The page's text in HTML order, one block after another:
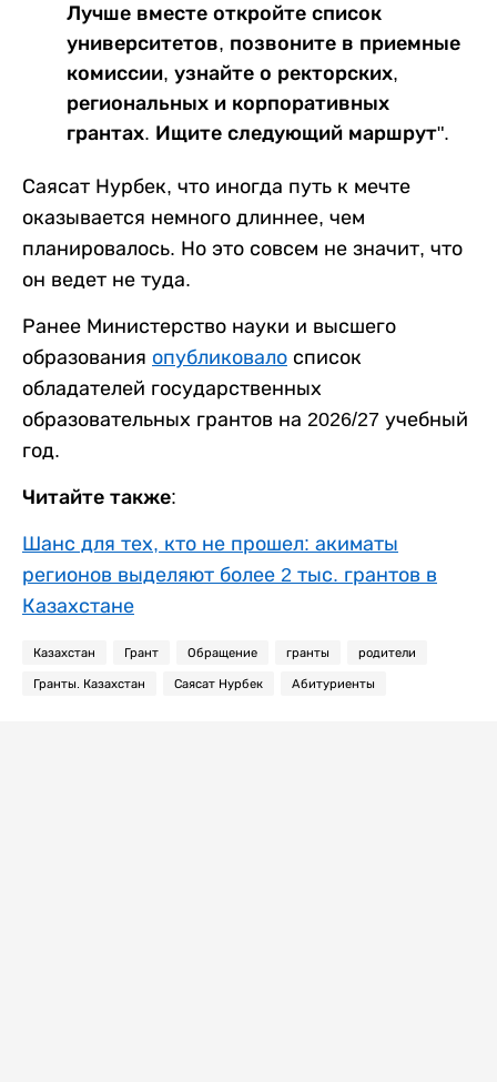
Лучше вместе откройте список
университетов, позвоните в приемные
комиссии, узнайте о ректорских,
региональных и корпоративных
грантах. Ищите следующий маршрут".
Саясат Нурбек, что иногда путь к мечте
оказывается немного длиннее, чем
планировалось. Но это совсем не значит, что
он ведет не туда.
Ранее Министерство науки и высшего
образования опубликовало список
обладателей государственных
образовательных грантов на 2026/27 учебный
год.
Читайте также:
Шанс для тех, кто не прошел: акиматы
регионов выделяют более 2 тыс. грантов в
Казахстане
Казахстан Грант Обращение гранты родители
Гранты. Казахстан Саясат Нурбек Абитуриенты